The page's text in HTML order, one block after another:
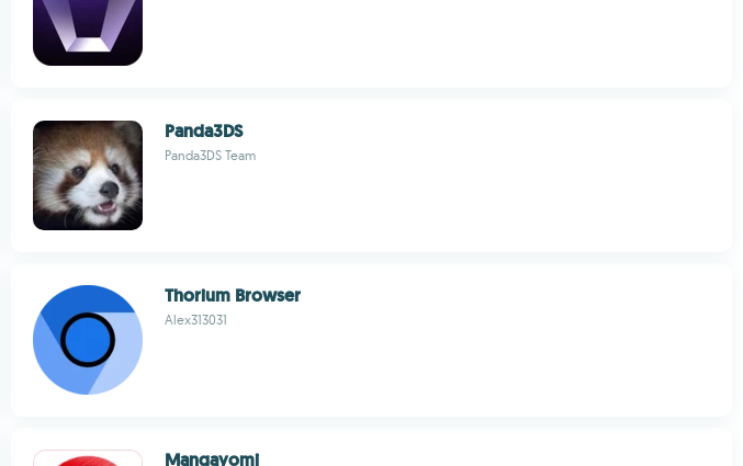
Panda3DS
Panda3DS Team
Thorium Browser
Alex313031
Mangayomi